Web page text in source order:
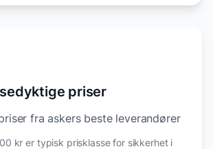
priser
fra askers beste leverandører
kr er typisk prisklasse for sikkerhet i